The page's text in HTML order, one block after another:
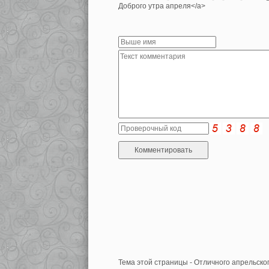
Доброго утра апреля</a>
Тема этой страницы - Отличного